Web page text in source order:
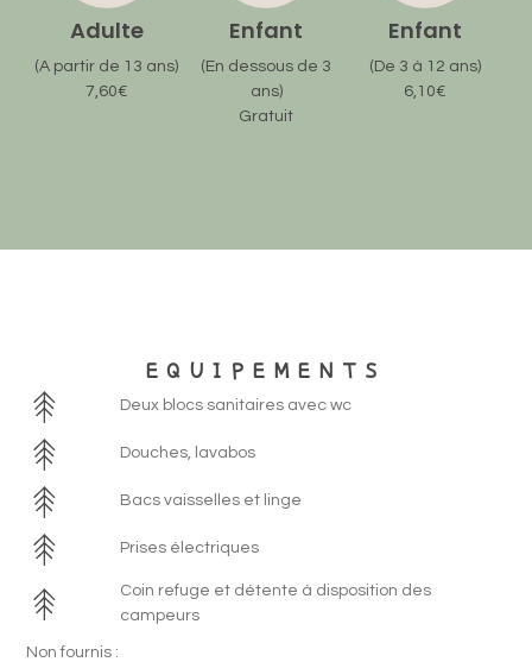
Adulte
(A partir de 13 ans)
7,60€
Enfant
(En dessous de 3
ans)
Gratuit
Enfant
(De 3 à 12 ans)
6,10€
EQUIPEMENTS
Deux blocs sanitaires avec wc
Douches, lavabos
Bacs vaisselles et linge
Prises électriques
Coin refuge et détente à disposition des
campeurs
Non fournis :